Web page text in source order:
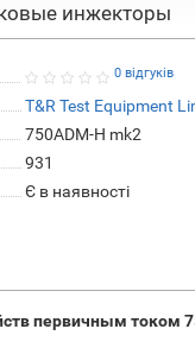
инжекторы
0 відгуків
T&R Test Equipment
750ADM-H mk2
931
Є в наявності
первичным током